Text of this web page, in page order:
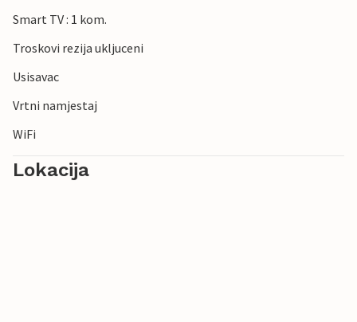
Smart TV : 1 kom.
Troskovi rezija ukljuceni
Usisavac
Vrtni namjestaj
WiFi
Lokacija